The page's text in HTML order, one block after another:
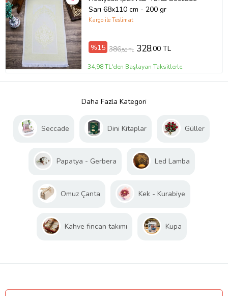
Sarı 68x110 cm - 200 gr
Kargo ile Teslimat
%15 386,50 TL 328,00 TL
34,98 TL'den Başlayan Taksitlerle
Daha Fazla Kategori
Seccade Dini Kitaplar Güller
Papatya - Gerbera Led Lamba
Omuz Çanta Kek - Kurabiye
Kahve fincan takımı Kupa